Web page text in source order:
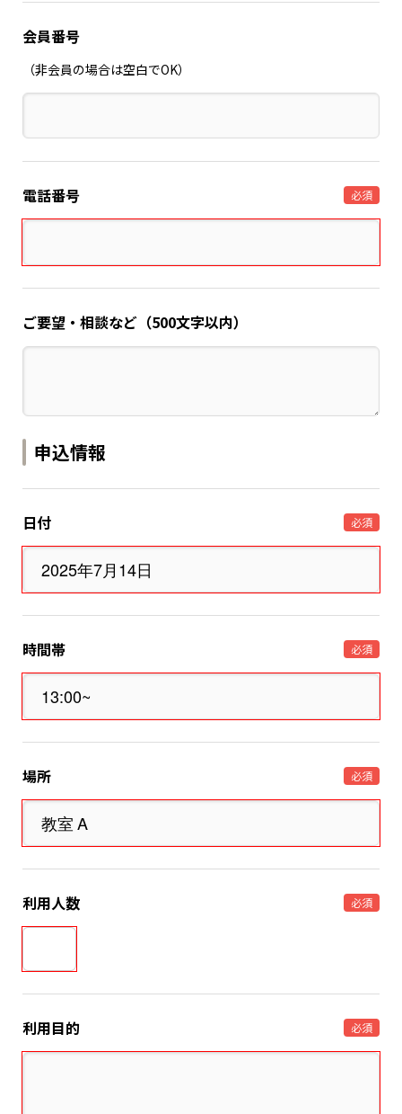
会員番号
（非会員の場合は空白でOK）
電話番号 必須
ご要望・相談など（500文字以内）
申込情報
日付 必須
時間帯 必須
場所 必須
利用人数 必須
利用目的 必須